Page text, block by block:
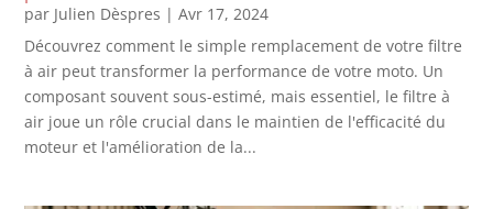
par Julien Dèspres |Avr 17, 2024
Découvrez comment le simple remplacement de votre filtre
à air peut transformer la performance de votre moto. Un
composant souvent sous-estimé, mais essentiel, le filtre à
air joue un rôle crucial dans le maintien de l'efficacité du
moteur et l'amélioration de la...